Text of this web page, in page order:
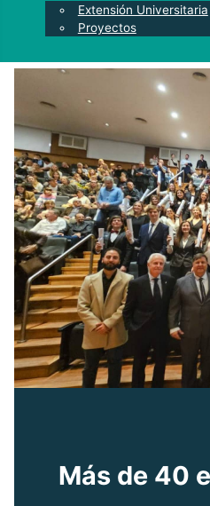
Extensión Universitaria
Proyectos
Más de 40